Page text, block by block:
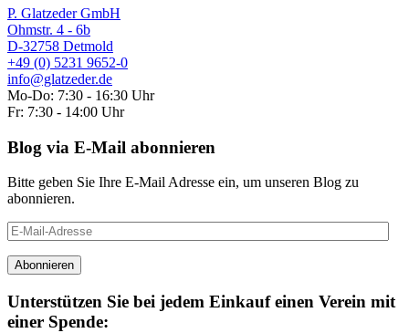
P. Glatzeder GmbH
Ohmstr. 4 - 6b
D-32758 Detmold
+49 (0) 5231 9652-0
info@glatzeder.de
Mo-Do: 7:30 - 16:30 Uhr
Fr: 7:30 - 14:00 Uhr
Blog via E-Mail abonnieren
Bitte geben Sie Ihre E-Mail Adresse ein, um unseren Blog zu
abonnieren.
E-
Mail-
Adresse
Abonnieren
Unterstützen Sie bei jedem Einkauf einen Verein mit
einer Spende: